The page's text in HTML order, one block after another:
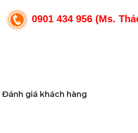
0901 434 956 (Ms.
Đánh giá khách hàng